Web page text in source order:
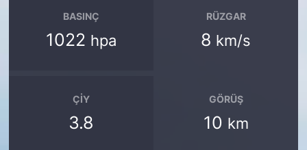
BASINÇ
1022 hpa
RÜZGAR
8 km/s
ÇIY
3.8
GÖRÜŞ
10 km